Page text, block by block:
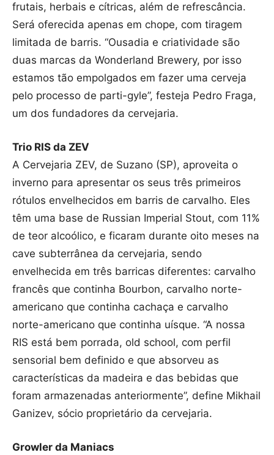
frutais, herbais e cítricas, além de refrescância.
Será oferecida apenas em chope, com tiragem
limitada de barris. “Ousadia e criatividade são
duas marcas da Wonderland Brewery, por isso
estamos tão empolgados em fazer uma cerveja
pelo processo de parti-gyle”, festeja Pedro Fraga,
um dos fundadores da cervejaria.
Trio RIS da ZEV
A Cervejaria ZEV, de Suzano (SP), aproveita o
inverno para apresentar os seus três primeiros
rótulos envelhecidos em barris de carvalho. Eles
têm uma base de Russian Imperial Stout, com 11%
de teor alcoólico, e ficaram durante oito meses na
cave subterrânea da cervejaria, sendo
envelhecida em três barricas diferentes: carvalho
francês que continha Bourbon, carvalho norte-
americano que continha cachaça e carvalho
norte-americano que continha uísque. “A nossa
RIS está bem porrada, old school, com perfil
sensorial bem definido e que absorveu as
características da madeira e das bebidas que
foram armazenadas anteriormente”, define Mikhail
Ganizev, sócio proprietário da cervejaria.
Growler da Maniacs